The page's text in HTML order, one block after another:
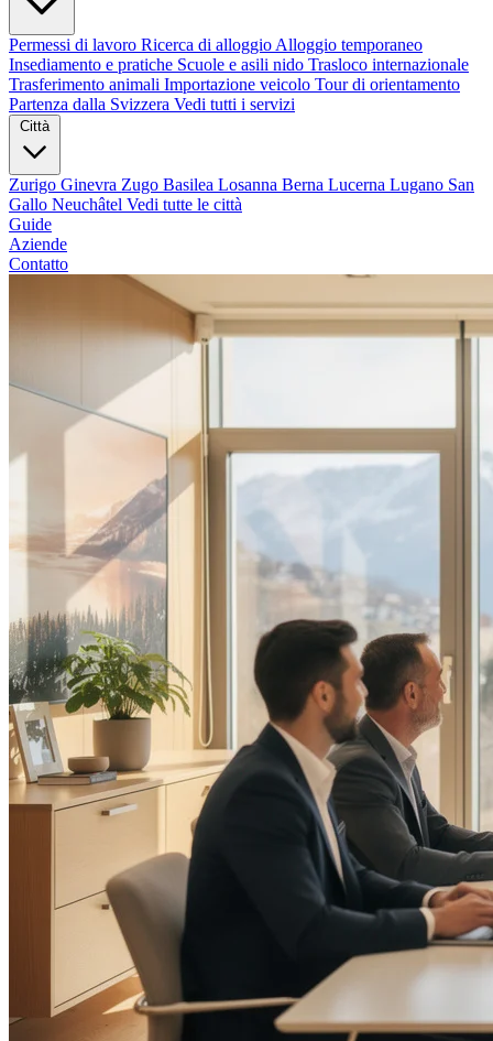
Permessi di lavoro Ricerca di alloggio Alloggio temporaneo
Insediamento e pratiche Scuole e asili nido Trasloco internazionale
Trasferimento animali Importazione veicolo Tour di orientamento
Partenza dalla Svizzera Vedi tutti i servizi
Città
Zurigo Ginevra Zugo Basilea Losanna Berna Lucerna Lugano San
Gallo Neuchâtel Vedi tutte le città
Guide
Aziende
Contatto